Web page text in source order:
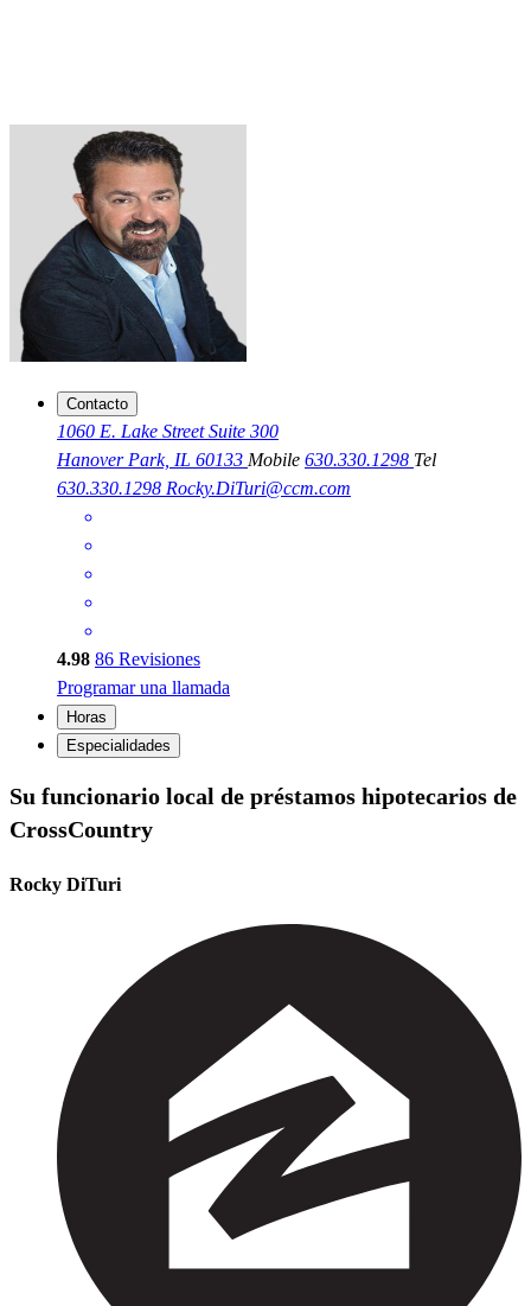
Contacto
1060 E. Lake Street Suite 300
Hanover Park, IL 60133 Mobile 630.330.1298 Tel
630.330.1298 Rocky.DiTuri@ccm.com
4.98 86 Revisiones
Programar una llamada
Horas
Especialidades
Su funcionario local de préstamos hipotecarios de
CrossCountry
Rocky DiTuri